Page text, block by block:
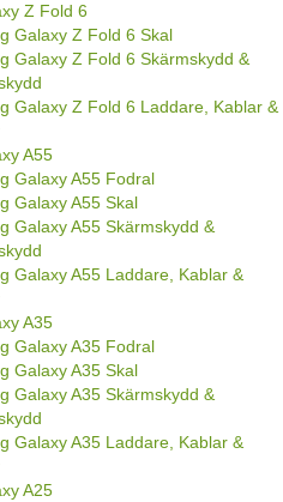
Z Fold 6
Galaxy Z Fold 6 Skal
Galaxy Z Fold 6 Skärmskydd &
Galaxy Z Fold 6 Laddare, Kablar &
A55
Galaxy A55 Fodral
Galaxy A55 Skal
Galaxy A55 Skärmskydd &
Galaxy A55 Laddare, Kablar &
A35
Galaxy A35 Fodral
Galaxy A35 Skal
Galaxy A35 Skärmskydd &
Galaxy A35 Laddare, Kablar &
A25